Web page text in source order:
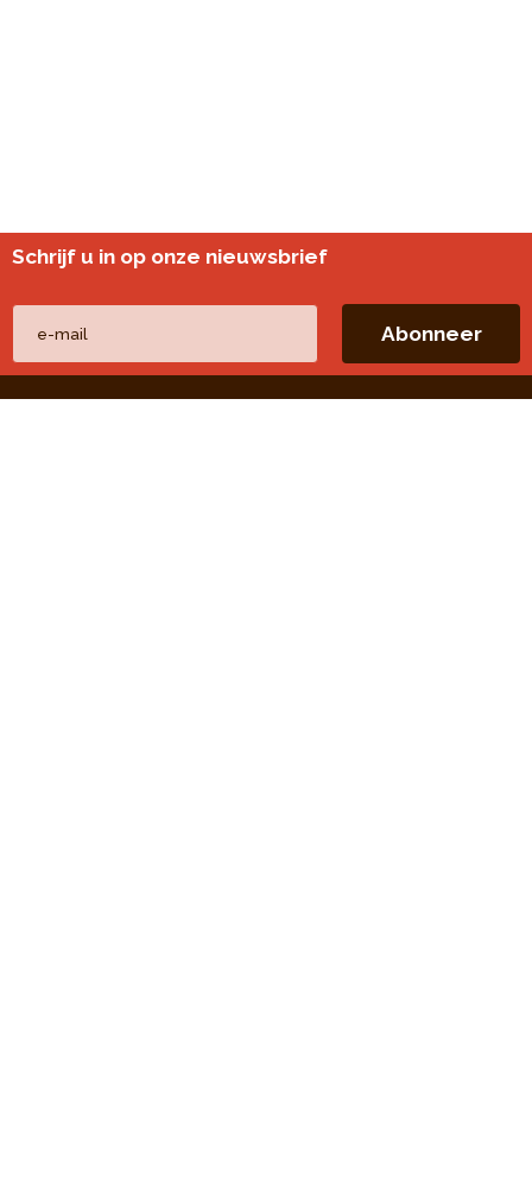
Schrijf u in op onze nieuwsbrief